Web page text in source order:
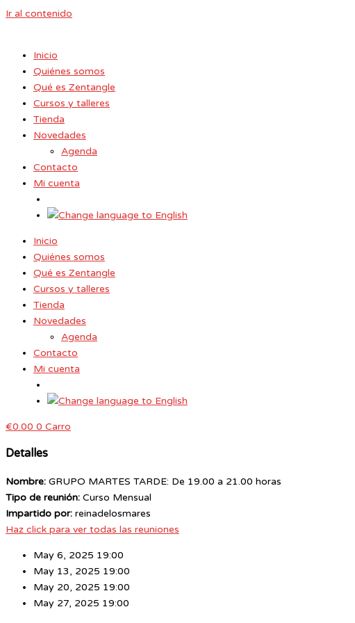
Ir al contenido
Inicio
Quiénes somos
Qué es Zentangle
Cursos y talleres
Tienda
Novedades
Agenda
Contacto
Mi cuenta
Inicio
Quiénes somos
Qué es Zentangle
Cursos y talleres
Tienda
Novedades
Agenda
Contacto
Mi cuenta
€0.00 0 Carro
Detalles
Nombre: GRUPO MARTES TARDE: De 19.00 a 21.00 horas
Tipo de reunión: Curso Mensual
Impartido por: reinadelosmares
Haz click para ver todas las reuniones
May 6, 2025 19:00
May 13, 2025 19:00
May 20, 2025 19:00
May 27, 2025 19:00